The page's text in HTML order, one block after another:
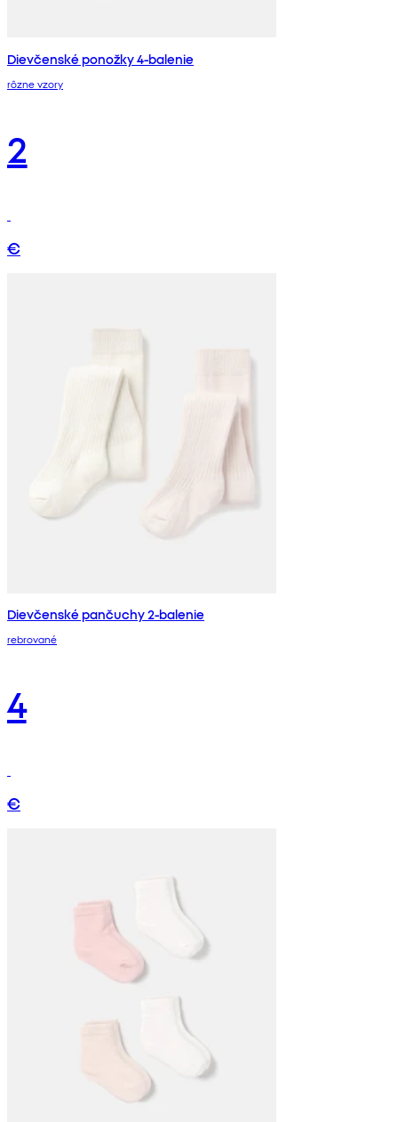
Dievčenské ponožky 4-balenie
rôzne vzory
2
€
Dievčenské pančuchy 2-balenie
rebrované
4
€